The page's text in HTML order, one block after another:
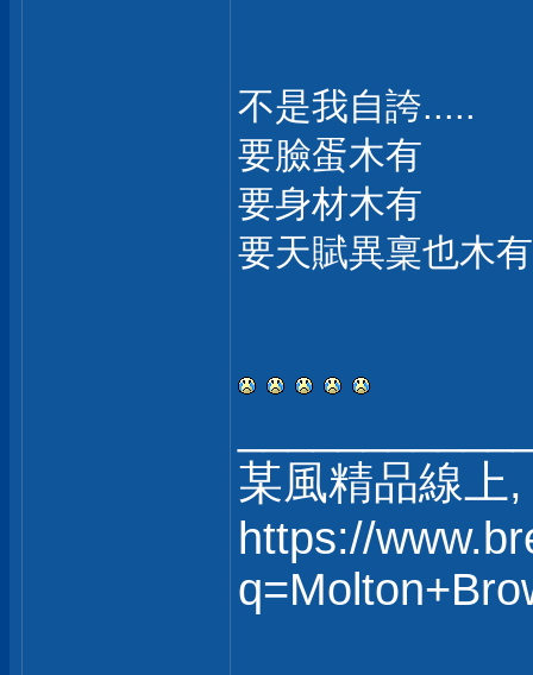
不是我自誇.....
要臉蛋木有
要身材木有
要天賦異稟也木有
某風精品線上
https://